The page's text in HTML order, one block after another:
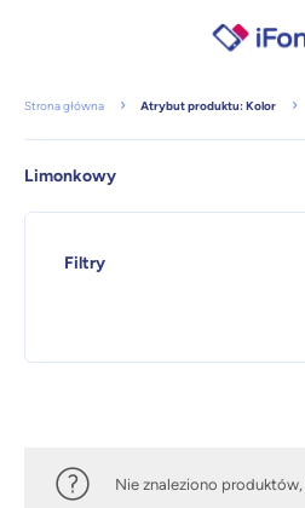
Strona główna Atrybut produktu: Kolor
Limonkowy
Filtry
Nie znaleziono produktów,